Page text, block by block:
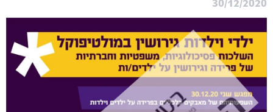
30/12/2020